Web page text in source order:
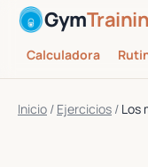
Gym
Calculadora
Inicio / Ejercicios / Los